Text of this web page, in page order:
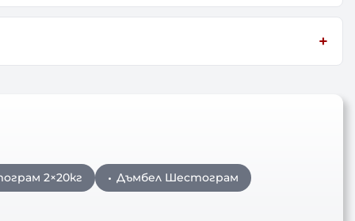
2×20кг
Дъмбел Шестограм